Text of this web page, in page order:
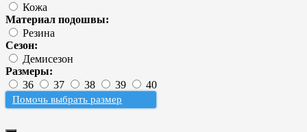
Кожа
Материал подошвы:
Резина
Сезон:
Демисезон
Размеры:
36
37 38 39 40
Помочь выбрать размер